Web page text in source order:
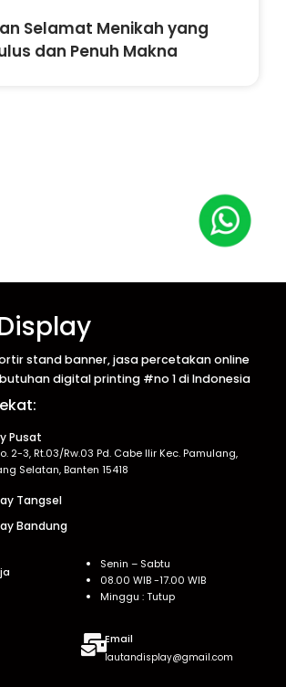
Selamat Menikah yang
dan Penuh Makna
stand banner, jasa percetakan online
digital printing #no 1 di Indonesia
Pusat
2-3, Rt.03/Rw.03 Pd. Cabe Ilir Kec. Pamulang,
Selatan, Banten 15418
Tangsel
Bandung
Senin – Sabtu
08.00 WIB -17.00 WIB
Minggu : Tutup
Email
lautandisplay@gmail.com